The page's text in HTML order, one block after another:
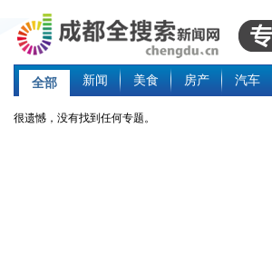
全部 新闻 美食 房产 汽车
很遗憾，没有找到任何专题。